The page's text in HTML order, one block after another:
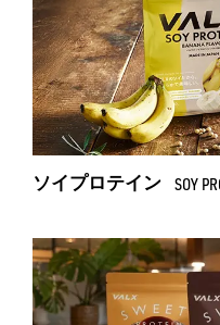
ソイプロテイン SOY